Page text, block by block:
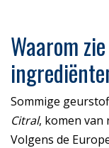
Waarom
Sommige
Citral, komen van
Volgens de